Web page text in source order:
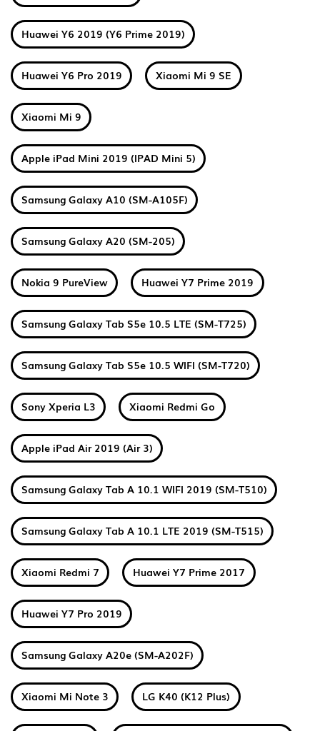
Huawei Y6 2019 (Y6 Prime 2019)
Huawei Y6 Pro 2019 Xiaomi Mi 9 SE
Xiaomi Mi 9
Apple iPad Mini 2019 (IPAD Mini 5)
Samsung Galaxy A10 (SM-A105F)
Samsung Galaxy A20 (SM-205)
Nokia 9 PureView Huawei Y7 Prime 2019
Samsung Galaxy Tab S5e 10.5 LTE (SM-T725)
Samsung Galaxy Tab S5e 10.5 WIFI (SM-T720)
Sony Xperia L3 Xiaomi Redmi Go
Apple iPad Air 2019 (Air 3)
Samsung Galaxy Tab A 10.1 WIFI 2019 (SM-T510)
Samsung Galaxy Tab A 10.1 LTE 2019 (SM-T515)
Xiaomi Redmi 7 Huawei Y7 Prime 2017
Huawei Y7 Pro 2019
Samsung Galaxy A20e (SM-A202F)
Xiaomi Mi Note 3 LG K40 (K12 Plus)